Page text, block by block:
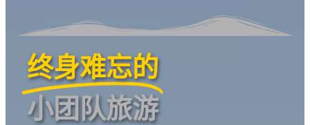
终身难忘的
小团队旅游